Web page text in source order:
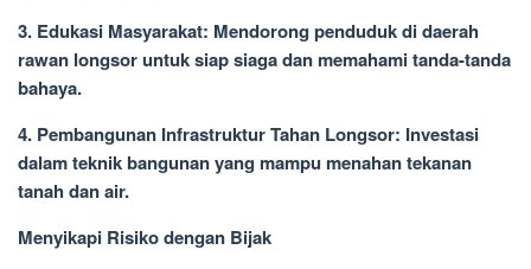
3. Edukasi Masyarakat: Mendorong penduduk di daerah
rawan longsor untuk siap siaga dan memahami tanda-tanda
bahaya.
4. Pembangunan Infrastruktur Tahan Longsor: Investasi
dalam teknik bangunan yang mampu menahan tekanan
tanah dan air.
Menyikapi Risiko dengan Bijak